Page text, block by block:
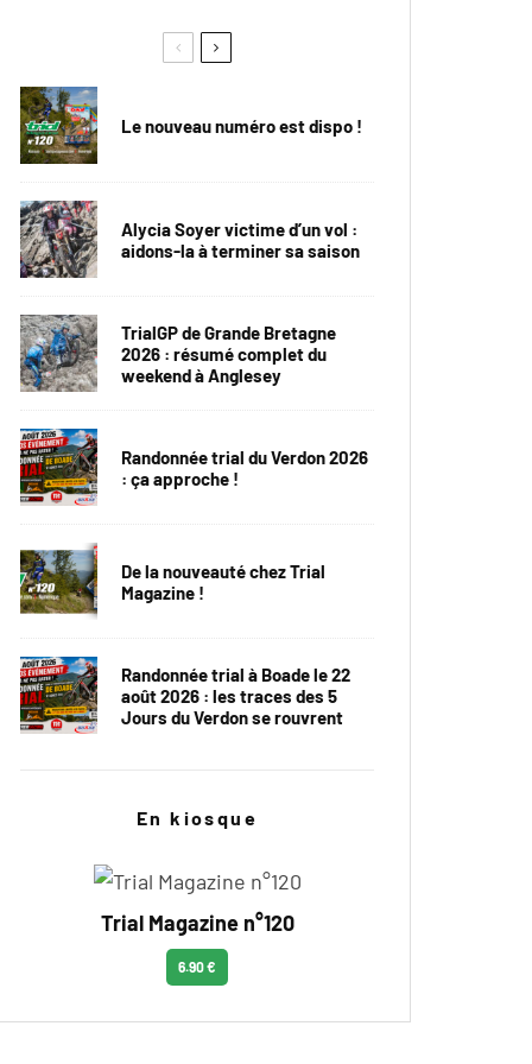
Le nouveau numéro est dispo !
Alycia Soyer victime d’un vol :
aidons-la à terminer sa saison
TrialGP de Grande Bretagne
2026 : résumé complet du
weekend à Anglesey
Randonnée trial du Verdon 2026
: ça approche !
De la nouveauté chez Trial
Magazine !
Randonnée trial à Boade le 22
août 2026 : les traces des 5
Jours du Verdon se rouvrent
En kiosque
Trial Magazine n°120
6.90 €